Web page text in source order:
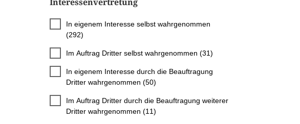
In eigenem Interesse selbst wahrgenommen
(292)
Im Auftrag Dritter selbst wahrgenommen (31)
In eigenem Interesse durch die Beauftragung
Dritter wahrgenommen (50)
Im Auftrag Dritter durch die Beauftragung weiterer
Dritter wahrgenommen (11)